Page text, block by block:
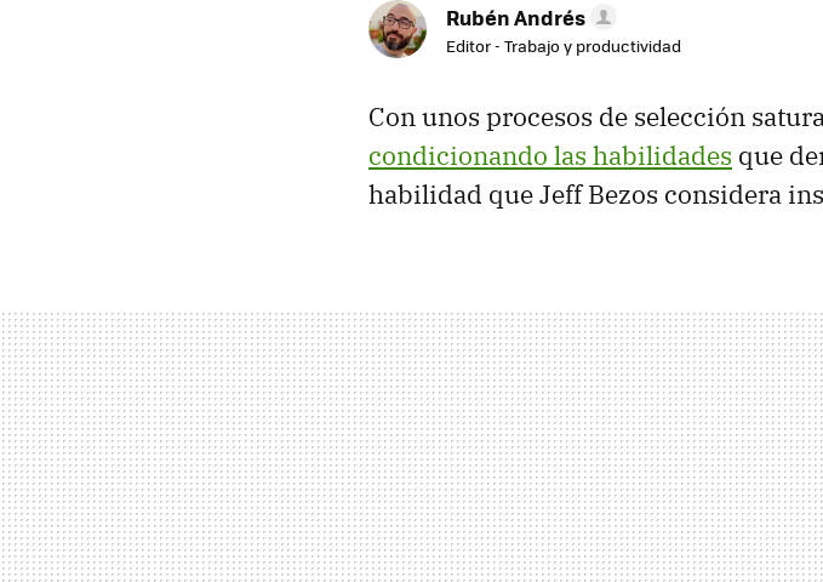
Rubén Andrés
Editor - Trabajo y productividad
Con unos procesos de selección
condicionando las habilidades que
habilidad que Jeff Bezos considera